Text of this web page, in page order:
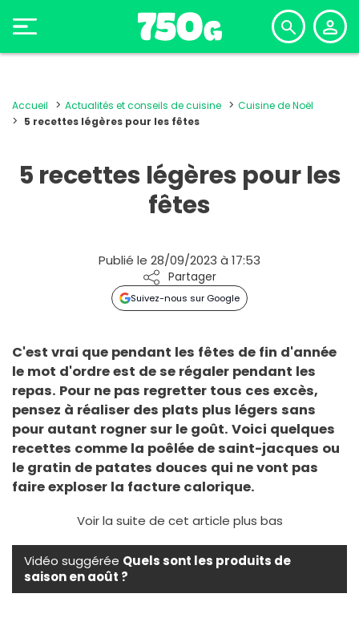
Accueil Actualités et conseils de cuisine
Cuisine de Noël
5 recettes légères pour les fêtes
5 recettes légères pour les
fêtes
Publié le 28/09/2023 à 17:53
Partager
Suivez-nous sur Google
C'est vrai que pendant les fêtes de fin d'année
le mot d'ordre est de se régaler pendant les
repas. Pour ne pas regretter tous ces excès,
pensez à réaliser des plats plus légers sans
pour autant rogner sur le goût. Voici quelques
recettes comme la poêlée de saint-jacques ou
le gratin de patates douces qui ne vont pas
faire exploser la facture calorique.
Voir la suite de cet article plus bas
Vidéo suggérée Quels sont les produits de
saison en août ?